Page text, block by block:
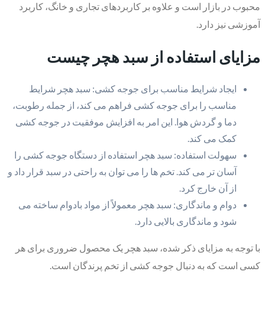
محبوب در بازار است و علاوه بر کاربردهای تجاری و خانگ، کاربرد
آموزشی نیز دارد.
مزایای استفاده از سبد هچر چیست
ایجاد شرایط مناسب برای جوجه کشی: سبد هچر شرایط
مناسب را برای جوجه کشی فراهم می کند، از جمله رطوبت،
دما و گردش هوا. این امر به افزایش موفقیت در جوجه کشی
کمک می کند.
سهولت استفاده: سبد هچر استفاده از دستگاه جوجه کشی را
آسان تر می کند. تخم ها را می توان به راحتی در سبد قرار داد و
از آن خارج کرد.
دوام و ماندگاری: سبد هچر معمولاً از مواد بادوام ساخته می
شود و ماندگاری بالایی دارد.
با توجه به مزایای ذکر شده، سبد هچر یک محصول ضروری برای هر
کسی است که به دنبال جوجه کشی از تخم پرندگان است.